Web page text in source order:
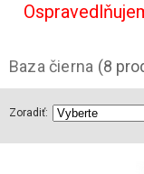
Baza čierna (8
Zoradiť: